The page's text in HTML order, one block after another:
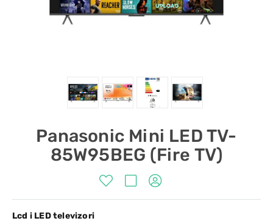
Panasonic Mini LED TV-
85W95BEG (Fire TV)
Lcd i LED televizori